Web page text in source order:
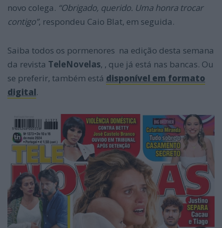
novo colega. “Obrigado, querido. Uma honra trocar
contigo”, respondeu Caio Blat, em seguida.
Saiba todos os pormenores na edição desta semana
da revista TeleNovelas, , que já está nas bancas. Ou
se preferir, também está disponível em formato
digital.